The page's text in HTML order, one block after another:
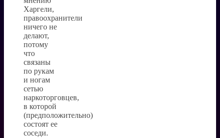
Харгели,
правоохранители
ничего не
делают,
потому
что
связаны
по рукам
и ногам
сетью
наркоторговцев,
в которой
(предположительно)
состоят ее
соседи.